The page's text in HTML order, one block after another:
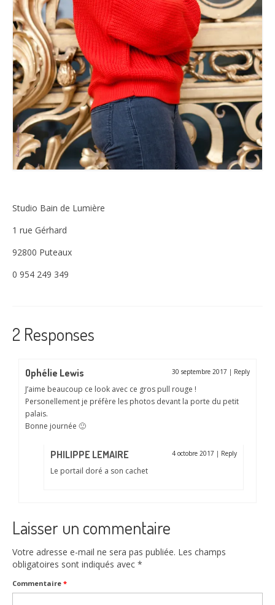
Studio Bain de Lumière
1 rue Gérhard
92800 Puteaux
0 954 249 349
2 Responses
Ophélie Lewis 30 septembre 2017 | Reply
J’aime beaucoup ce look avec ce gros pull rouge !
Personellement je préfère les photos devant la porte du petit
palais.
Bonne journée 🙂
PHILIPPE LEMAIRE 4 octobre 2017 | Reply
Le portail doré a son cachet
Laisser un commentaire
Votre adresse e-mail ne sera pas publiée. Les champs
obligatoires sont indiqués avec *
Commentaire *